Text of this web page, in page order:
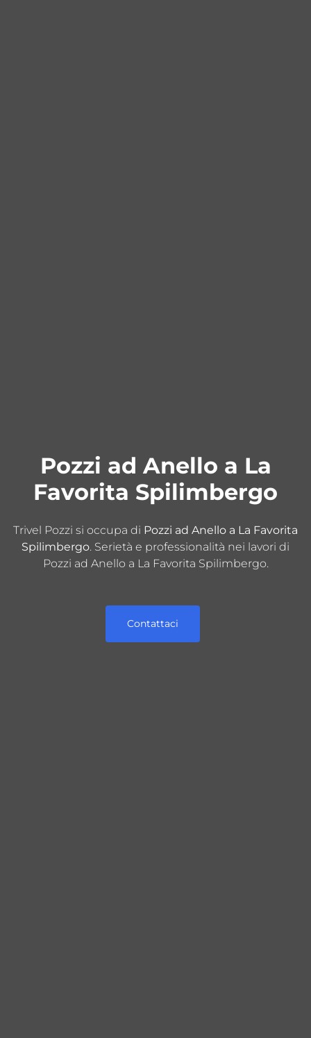
Pozzi ad Anello a La
Favorita Spilimbergo
Trivel Pozzi si occupa di Pozzi ad Anello a La Favorita
Spilimbergo. Serietà e professionalità nei lavori di
Pozzi ad Anello a La Favorita Spilimbergo.
Contattaci